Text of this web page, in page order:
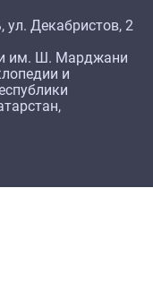
ул. Декабристов, 2
им. Ш. Марджани
и